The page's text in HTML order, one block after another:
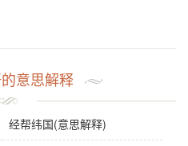
意思解释
经帮纬国(意思解释)